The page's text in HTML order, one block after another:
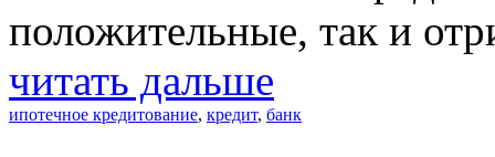
положительные, так и
читать дальше
ипотечное кредитование, кредит, банк